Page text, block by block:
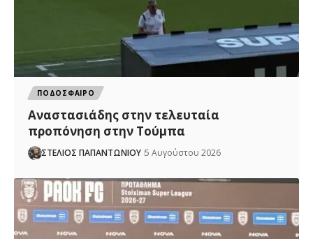
ΠΟΔΟΣΦΑΙΡΟ
Αναστασιάδης στην τελευταία
προπόνηση στην Τούμπα
ΣΤΕΛΙΟΣ ΠΑΠΑΝΤΩΝΙΟΥ 5 Αυγούστου 2026